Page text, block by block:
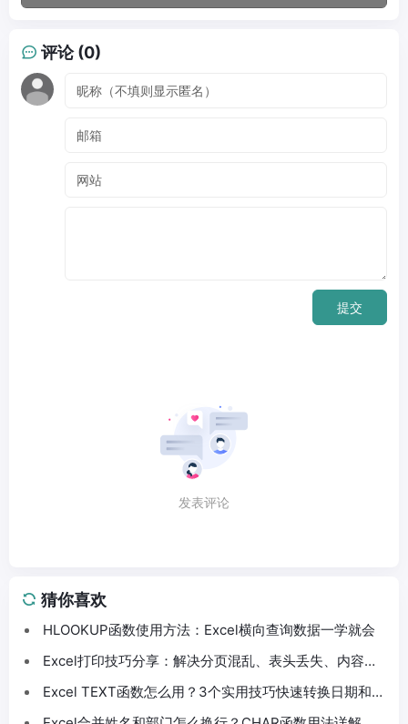
评论 (0)
提交
发表评论
猜你喜欢
HLOOKUP函数使用方法：Excel横向查询数据一学就会
Excel打印技巧分享：解决分页混乱、表头丢失、内容截
Excel TEXT函数怎么用？3个实用技巧快速转换日期和数